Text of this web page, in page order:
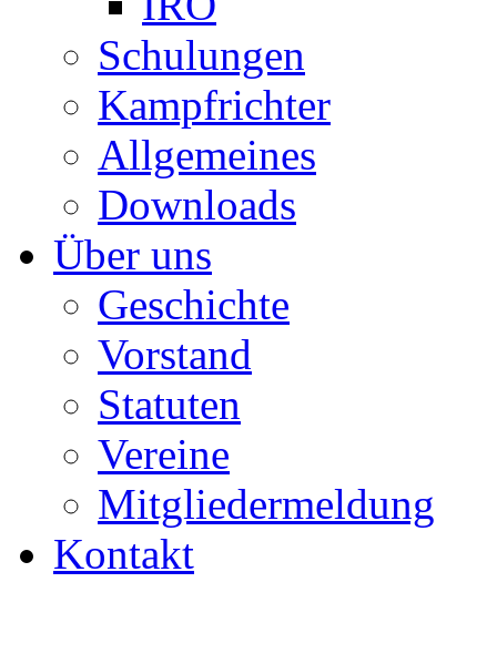
Schulungen
Kampfrichter
Allgemeines
Downloads
Über uns
Geschichte
Vorstand
Statuten
Vereine
Mitgliedermeldung
Kontakt